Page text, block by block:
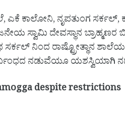
ಎಕೆ ಕಾಲೋನಿ, ನೃಪತುಂಗ
ಸ್ವಾಮಿ ದೇವಸ್ಥಾನ ಬ್ರಾಹ್ಮಣರ
ನಿಂದ ರಾಷ್ಟ್ರೋತ್ಥಾನ
ನಡುವೆಯೂ ಯಶಸ್ವಿಯಾಗಿ
despite restrictions